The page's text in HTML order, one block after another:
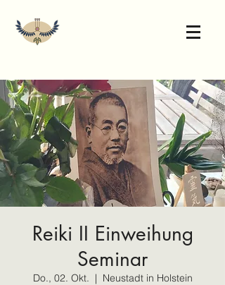
Reiki II Einweihung
Seminar
Do., 02. Okt.
  |
Neustadt in Holstein